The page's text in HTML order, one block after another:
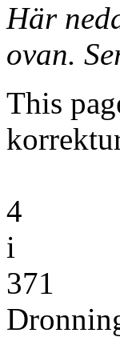
Här
ovan.
This
4
i
371